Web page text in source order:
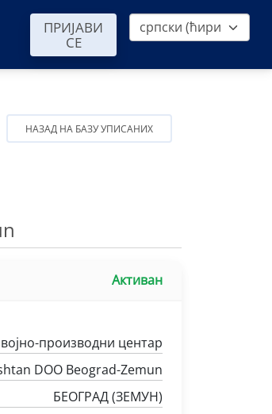
ПРИЈАВИ
СЕ
НАЗАД НА БАЗУ УПИСАНИХ
Активан
производни центар
DOO Beograd-Zemun
БЕОГРАД (ЗЕМУН)